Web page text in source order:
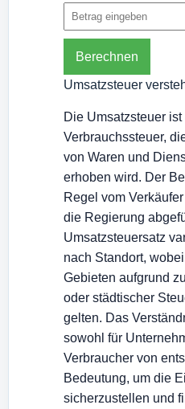
Berechnen
Umsatzsteuer
Die Umsatzsteuer
Verbrauchssteuer,
von Waren und
erhoben wird. Der
Regel vom
die Regierung
Umsatzsteuersatz
nach Standort,
Gebieten aufgrund
oder städtischer
gelten. Das
sowohl für
Verbraucher von
Bedeutung, um die
sicherzustellen und